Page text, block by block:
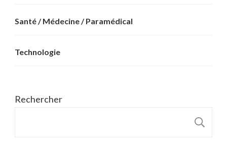
Santé / Médecine / Paramédical
Technologie
Rechercher